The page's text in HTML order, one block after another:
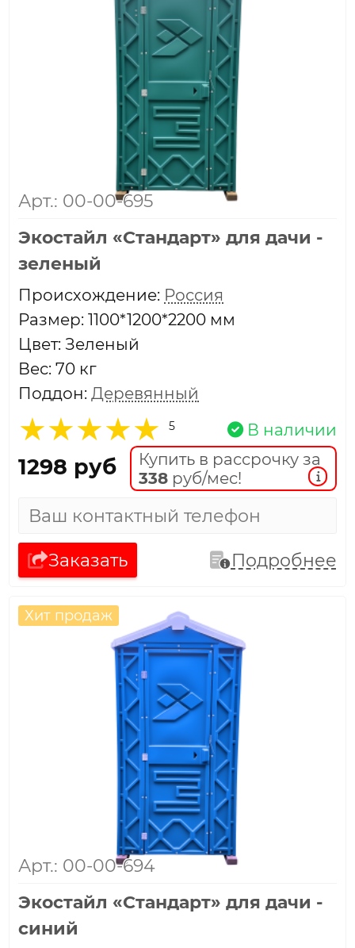
Арт.: 00-00-695
Экостайл «Стандарт» для дачи -
зеленый
Проиcхождение: Россия
Размер: 1100*1200*2200 мм
Цвет: Зеленый
Вес: 70 кг
Поддон:Деревянный
5 В наличии
1298 руб
Купить в рассрочку за
338 руб/мес!
Заказать Подробнее
Хит продаж
Арт.: 00-00-694
Экостайл «Стандарт» для дачи -
синий